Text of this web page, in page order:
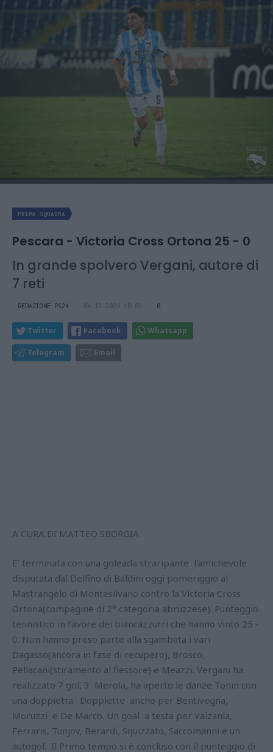
PRIMA SQUADRA
Pescara - Victoria Cross Ortona 25 - 0
In grande spolvero Vergani, autore di
7 reti
REDAZIONE PS24 04.12.2024 18:02 0
Twitter Facebook Whatsapp
Telegram Email
A CURA DI MATTEO SBORGIA
E' terminata con una goleada straripante l'amichevole
disputata dal Delfino di Baldini oggi pomeriggio al
Mastrangelo di Montesilvano contro la Victoria Cross
Ortona(compagine di 2° categoria abruzzese). Punteggio
tennistico in favore dei biancazzurri che hanno vinto 25 -
0. Non hanno preso parte alla sgambata i vari
Dagasso(ancora in fase di recupero), Brosco,
Pellacani(stiramento al flessore) e Meazzi. Vergani ha
realizzato 7 gol, 3 Merola, ha aperto le danze Tonin con
una doppietta. Doppiette anche per Bentivegna,
Moruzzi e De Marco. Un goal a testa per Valzania,
Ferraris, Tunjov, Berardi, Squizzato, Saccomanni e un
autogol. Il Primo tempo si è concluso con il punteggio di